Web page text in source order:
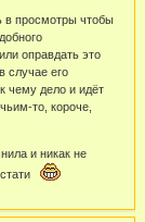
в просмотры чтобы
оправдать это
случае его
чему дело и идёт
то, короче,
и никак не